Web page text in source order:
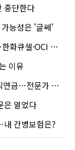
중단한다
능성은 '글쎄'
·OCI 영향은?
이유
전문가 조언은
은 열었다
간병보험은?